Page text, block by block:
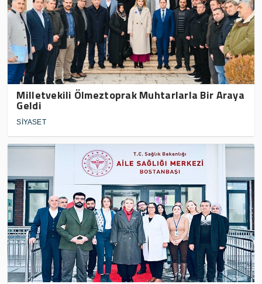
Milletvekili Ölmeztoprak Muhtarlarla Bir Araya
Geldi
SİYASET